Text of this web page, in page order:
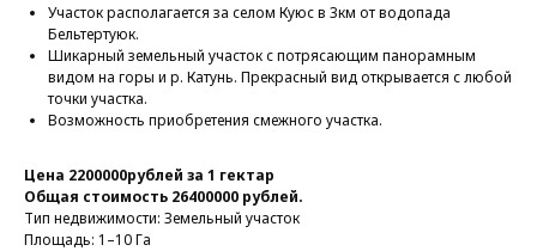
Участок располагается за селом Куюс в 3км от водопада
Бельтертуюк.
Шикарный земельный участок с потрясающим панорамным
видом на горы и р. Катунь. Прекрасный вид открывается с любой
точки участка.
Возможность приобретения смежного участка.
Цена 2200000рублей за 1 гектар
Общая стоимость 26400000 рублей.
Тип недвижимости: Земельный участок
Площадь: 1–10 Га